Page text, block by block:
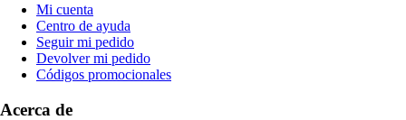
Mi cuenta
Centro de ayuda
Seguir mi pedido
Devolver mi pedido
Códigos promocionales
Acerca de